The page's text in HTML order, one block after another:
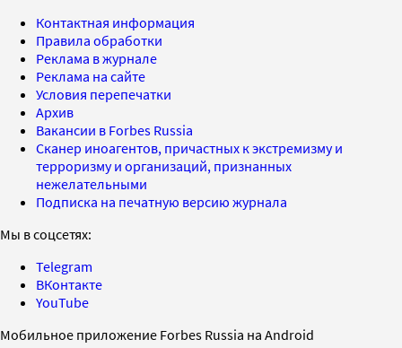
Контактная информация
Правила обработки
Реклама в журнале
Реклама на сайте
Условия перепечатки
Архив
Вакансии в Forbes Russia
Сканер иноагентов, причастных к экстремизму и
терроризму и организаций, признанных
нежелательными
Подписка на печатную версию журнала
Мы в соцсетях:
Telegram
ВКонтакте
YouTube
Мобильное приложение Forbes Russia на Android